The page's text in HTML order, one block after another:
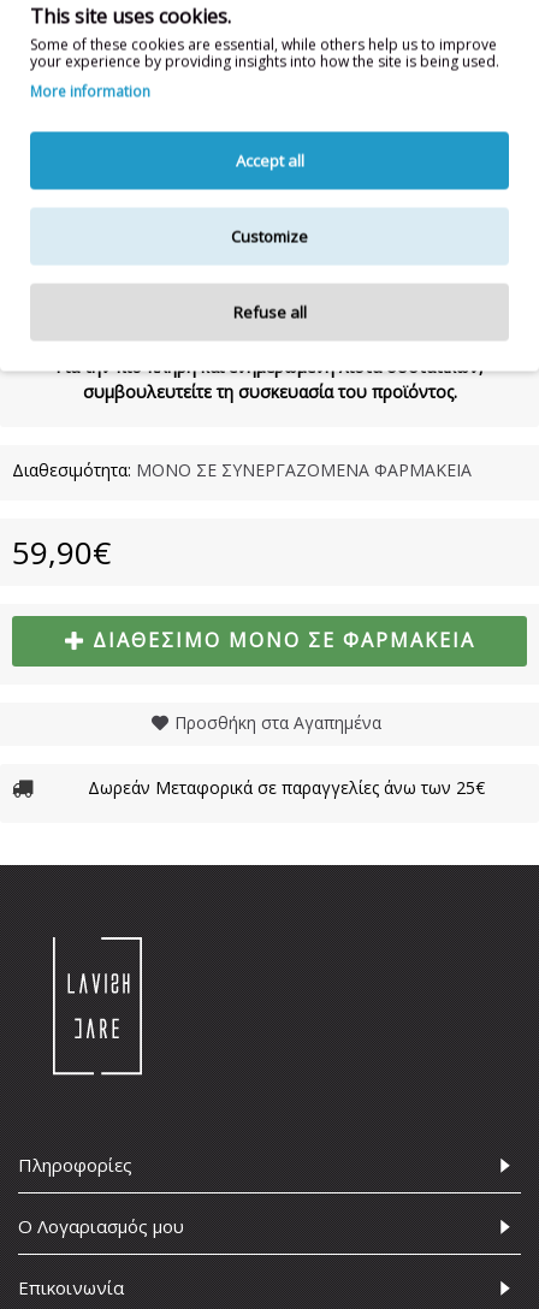
Το σετ περιέχει:
Κρέμα ματιών
Κρέμα προσώπου ημέρας
Κρέμα προσώπου νυκτός
Serum προσώπου
Δώρο ένα εργαλείο σμίλευσης προσώπου Gua Sha.
Επιδερμίδα:Κανονικό, Ξηρό, Μεικτό
Vegan - Cruently free - Silicone free - Paraben free
Η λίστα συστατικών δύναται να τροποποιηθεί κατά την κρίση
του κατασκευαστή.
Για την πιο πλήρη και ενημερωμένη λίστα συστατικών,
συμβουλευτείτε τη συσκευασία του προϊόντος.
Διαθεσιμότητα: ΜΟΝΟ ΣΕ ΣΥΝΕΡΓΑΖΟΜΕΝΑ ΦΑΡΜΑΚΕΙΑ
59,90€
ΔΙΑΘΈΣΙΜΟ ΜΌΝΟ ΣΕ ΦΑΡΜΑΚΕΊΑ
Προσθήκη στα Αγαπημένα
Δωρεάν Μεταφορικά σε παραγγελίες άνω των 25€
Πληροφορίες
Ο Λογαριασμός μου
Επικοινωνία
This site uses cookies.
Some of these cookies are essential, while others help us to improve
your experience by providing insights into how the site is being used.
More information
Accept all
Customize
Refuse all